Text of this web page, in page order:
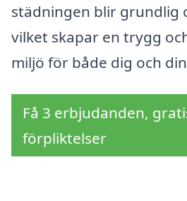
städningen blir grundlig
vilket skapar en trygg
miljö för både dig och
Få 3 erbjudanden,
förpliktelser